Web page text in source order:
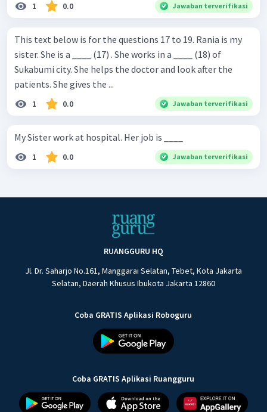
1 0.0 Jawaban terverifikasi
This text below is for the questions 17 to 19. Rania is my
sister. She is a ____ (17) . She works in a ____ (18) of
Sukabumi city. She helps the doctor and look after the
patients. She gives the ...
1 0.0 Jawaban terverifikasi
My Sister work at hospital. Her job is ____
1 0.0 Jawaban terverifikasi
RUANGGURU HQ
Jl. Dr. Saharjo No.161, Manggarai Selatan, Tebet, Kota Jakarta
Selatan, Daerah Khusus Ibukota Jakarta 12860
Coba GRATIS Aplikasi Roboguru
Coba GRATIS Aplikasi Ruangguru